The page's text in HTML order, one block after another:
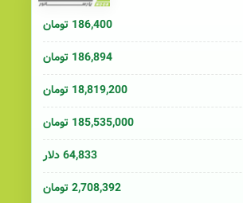
186,400 تومان
186,894 تومان
18,819,200 تومان
185,535,000 تومان
64,833 دلار
2,708,392 تومان